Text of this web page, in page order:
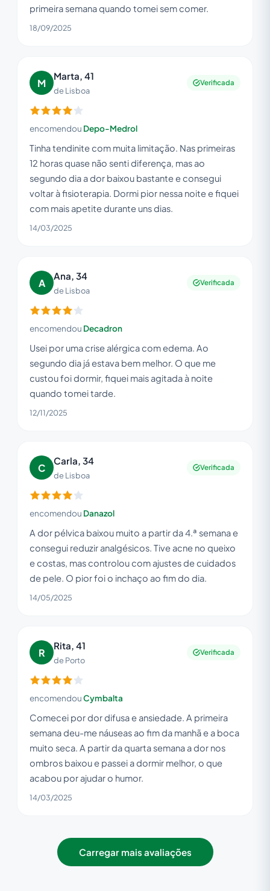
primeira semana quando tomei sem comer.
18/09/2025
M
Marta, 41
de Lisboa
Verificada
encomendou Depo-Medrol
Tinha tendinite com muita limitação. Nas primeiras
12 horas quase não senti diferença, mas ao
segundo dia a dor baixou bastante e consegui
voltar à fisioterapia. Dormi pior nessa noite e fiquei
com mais apetite durante uns dias.
14/03/2025
A
Ana, 34
de Lisboa
Verificada
encomendou Decadron
Usei por uma crise alérgica com edema. Ao
segundo dia já estava bem melhor. O que me
custou foi dormir, fiquei mais agitada à noite
quando tomei tarde.
12/11/2025
C
Carla, 34
de Lisboa
Verificada
encomendou Danazol
A dor pélvica baixou muito a partir da 4.ª semana e
consegui reduzir analgésicos. Tive acne no queixo
e costas, mas controlou com ajustes de cuidados
de pele. O pior foi o inchaço ao fim do dia.
14/05/2025
R
Rita, 41
de Porto
Verificada
encomendouCymbalta
Comecei por dor difusa e ansiedade. A primeira
semana deu-me náuseas ao fim da manhã e a boca
muito seca. A partir da quarta semana a dor nos
ombros baixou e passei a dormir melhor, o que
acabou por ajudar o humor.
14/03/2025
Carregar mais avaliações